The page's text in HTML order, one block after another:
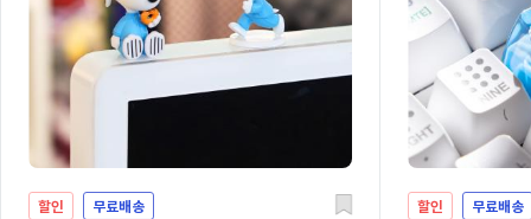
할인 무료배송 할인 무료배송